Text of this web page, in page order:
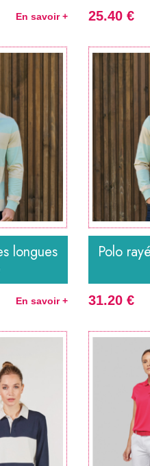
En savoir + 25.40 €
longues
En savoir +
Polo
31.20 €